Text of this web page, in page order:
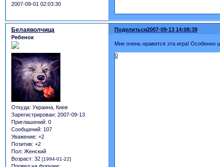
2007-09-01 02:03:30
Поделиться2007-09-13 14:08:39
Белаяволчица
Ребенок
Откуда: Украина, Киев
Зарегистрирован: 2007-09-13
Приглашений: 0
Сообщений: 107
Уважение: +2
Позитив: +2
Пол: Женский
Возраст: 32 [1994-01-22]
Мне очень нравится эта игра! Особенно
0